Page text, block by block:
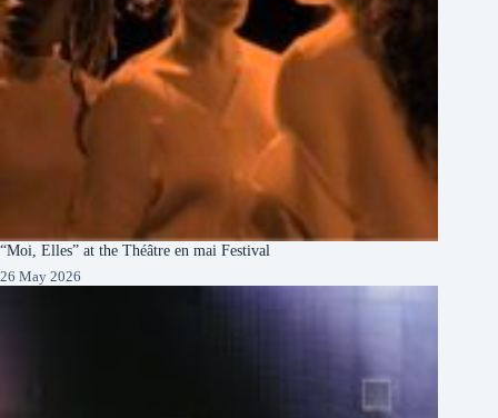
“Moi, Elles” at the Théâtre en mai Festival
26 May 2026